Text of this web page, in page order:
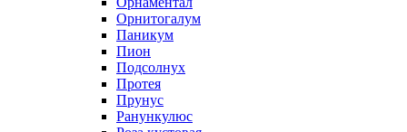
Орнитогалум
Паникум
Пион
Подсолнух
Протея
Прунус
Ранункулюс